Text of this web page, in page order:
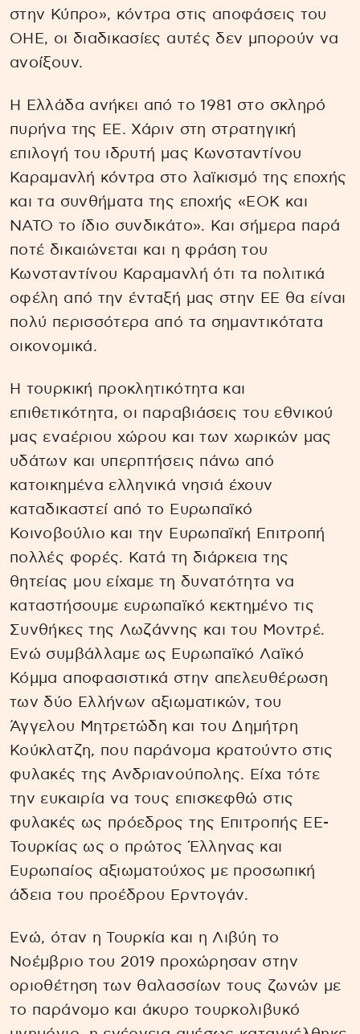
στην Κύπρο», κόντρα στις αποφάσεις του
ΟΗΕ, οι διαδικασίες αυτές δεν μπορούν να
ανοίξουν.
Η Ελλάδα ανήκει από το 1981 στο σκληρό
πυρήνα της ΕΕ. Χάριν στη στρατηγική
επιλογή του ιδρυτή μας Κωνσταντίνου
Καραμανλή κόντρα στο λαϊκισμό της εποχής
και τα συνθήματα της εποχής «ΕΟΚ και
ΝΑΤΟ το ίδιο συνδικάτο». Και σήμερα παρά
ποτέ δικαιώνεται και η φράση του
Κωνσταντίνου Καραμανλή ότι τα πολιτικά
οφέλη από την ένταξή μας στην ΕΕ θα είναι
πολύ περισσότερα από τα σημαντικότατα
οικονομικά.
Η τουρκική προκλητικότητα και
επιθετικότητα, οι παραβιάσεις του εθνικού
μας εναέριου χώρου και των χωρικών μας
υδάτων και υπερπτήσεις πάνω από
κατοικημένα ελληνικά νησιά έχουν
καταδικαστεί από το Ευρωπαϊκό
Κοινοβούλιο και την Ευρωπαϊκή Επιτροπή
πολλές φορές. Κατά τη διάρκεια της
θητείας μου είχαμε τη δυνατότητα να
καταστήσουμε ευρωπαϊκό κεκτημένο τις
Συνθήκες της Λωζάννης και του Μοντρέ.
Ενώ συμβάλλαμε ως Ευρωπαϊκό Λαϊκό
Κόμμα αποφασιστικά στην απελευθέρωση
των δύο Ελλήνων αξιωματικών, του
Άγγελου Μητρετώδη και του Δημήτρη
Κούκλατζη, που παράνομα κρατούντο στις
φυλακές της Ανδριανούπολης. Είχα τότε
την ευκαιρία να τους επισκεφθώ στις
φυλακές ως πρόεδρος της Επιτροπής ΕΕ-
Τουρκίας ως ο πρώτος Έλληνας και
Ευρωπαίος αξιωματούχος με προσωπική
άδεια του προέδρου Ερντογάν.
Ενώ, όταν η Τουρκία και η Λιβύη το
Νοέμβριο του 2019 προχώρησαν στην
οριοθέτηση των θαλασσίων τους ζωνών με
το παράνομο και άκυρο τουρκολιβυκό